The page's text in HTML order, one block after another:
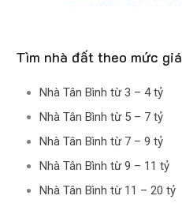
Tìm nhà đất theo mức giá
Nhà Tân Bình từ 3 – 4 tỷ
Nhà Tân Bình từ 5 – 7 tỷ
Nhà Tân Bình từ 7 – 9 tỷ
Nhà Tân Bình từ 9 – 11 tỷ
Nhà Tân Bình từ 11 – 20 tỷ